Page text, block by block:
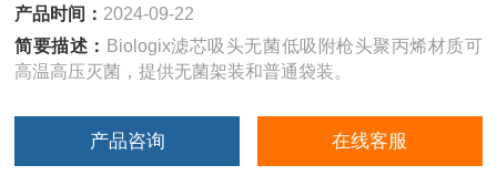
产品时间： 2024-09-22
简要描述： Biologix滤芯吸头无菌低吸附枪头聚丙烯材质可
高温高压灭菌，提供无菌架装和普通袋装。
产品咨询 在线客服